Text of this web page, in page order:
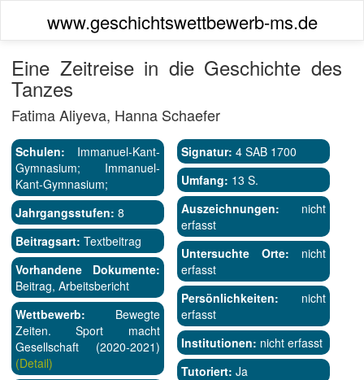
www.geschichtswettbewerb-ms.de
Eine Zeitreise in die Geschichte des
Tanzes
Fatima Aliyeva, Hanna Schaefer
Schulen: Immanuel-Kant-
Gymnasium; Immanuel-
Kant-Gymnasium;
Jahrgangsstufen: 8
Beitragsart: Textbeitrag
Vorhandene Dokumente:
Beitrag, Arbeitsbericht
Wettbewerb: Bewegte
Zeiten. Sport macht
Gesellschaft (2020-2021)
(Detail)
Signatur: 4 SAB 1700
Umfang: 13 S.
Auszeichnungen: nicht
erfasst
Untersuchte Orte: nicht
erfasst
Persönlichkeiten: nicht
erfasst
Institutionen: nicht erfasst
Tutoriert: Ja